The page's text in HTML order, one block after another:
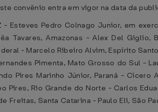
convênio entra em vigor na data da
- Esteves Pedro Colnago Junior, em
Tavares, Amazonas - Alex Del
- Marcelo Ribeiro Alvim, Espírito
Pimenta, Mato Grosso do Sul -
Pires Marinho Júnior, Paraná -
Pires, Rio Grande do Norte - Carlos
Freitas, Santa Catarina - Paulo Eli, São